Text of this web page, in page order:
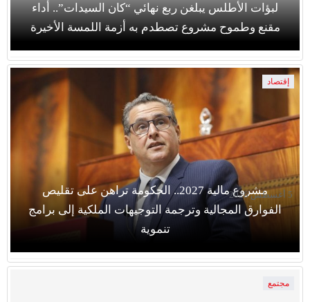
لبؤات الأطلس يبلغن ربع نهائي “كان السيدات”.. أداء
مقنع وطموح مشروع تصطدم به أزمة اللمسة الأخيرة
إقتصاد
مشروع مالية 2027.. الحكومة تراهن على تقليص
الفوارق المجالية وترجمة التوجيهات الملكية إلى برامج
تنموية
5 أغسطس 2026
مجتمع